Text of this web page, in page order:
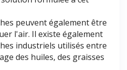
peuvent également être
l'air. Il existe également
industriels utilisés entre
des huiles, des graisses